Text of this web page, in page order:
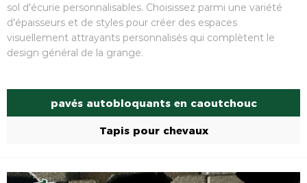
sol d'écurie personnalisables. Choisissez parmi une variété
d'épaisseurs et de styles pour créer des espaces
visuellement attrayants personnalisés qui complètent le
design général de la grange.
pavés autobloquants en caoutchouc
Tapis pour chevaux